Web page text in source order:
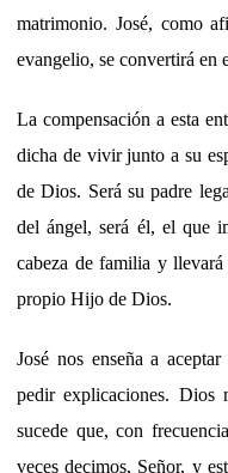
matrimonio. José, como
evangelio, se convertirá en
La compensación a esta
dicha de vivir junto a su
de Dios. Será su padre
del ángel, será él, el que
cabeza de familia y
propio Hijo de Dios.
José nos enseña a
pedir explicaciones. Dios
sucede que, con
veces decimos, Señor, y